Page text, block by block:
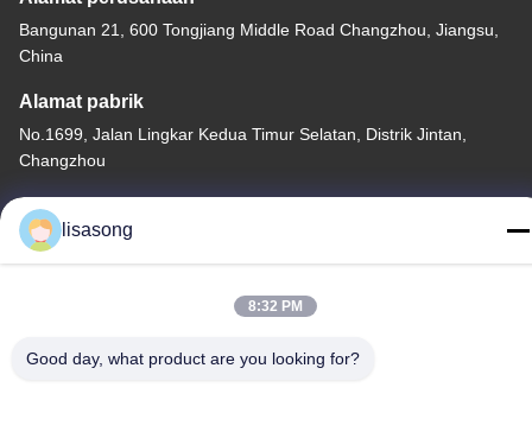
Bangunan 21, 600 Tongjiang Middle Road Changzhou, Jiangsu,
China
Alamat pabrik
No.1699, Jalan Lingkar Kedua Timur Selatan, Distrik Jintan,
Changzhou
Tel
86--18112317931
lisasong
8:32 PM
Good day, what product are you looking for?